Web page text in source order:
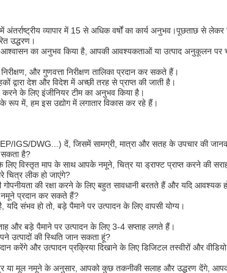
अंतर्राष्ट्रीय व्यापार में 15 से अधिक वर्षों का कार्य अनुभव।पूछताछ से
उद्धरण।
आश्वासन का अनुभव किया है, आपकी आवश्यकताओं या उत्पाद अनुकूलन पर
और गुणवत्ता निरीक्षण तालिका प्रदान कर सकते हैं।
द्वारा देश और विदेश में अच्छी तरह से प्राप्त की जाती है।
के लिए इंजीनियर टीम का अनुभव किया है।
रूप में, हम इस उद्योग में लगातार विकास कर रहे हैं।
IGS/DWG...) दें, जिसमें सामग्री, मात्रा और सतह के उपचार की
सकता है?
विस्तृत माप के साथ आपके नमूने, चित्र या ड्राफ्ट प्राप्त करने की
चित्र लीक हो जाएंगे?
की रक्षा करने के लिए बहुत सावधानी बरतते हैं और यदि आवश्यक
प्रदान कर सकते हैं?
संभव हो तो, बड़े पैमाने पर उत्पादन के लिए वापसी योग्य।
और बड़े पैमाने पर उत्पादन के लिए 3-4 सप्ताह लगते हैं।
उत्पादों की स्थिति जान सकता हूं?
करेंगे और उत्पादन प्रक्रिया दिखाने के लिए डिजिटल तस्वीरों और वीडियो
या मूल नमूने के अनुसार, आपको कुछ तकनीकी सलाह और उद्धरण देंगे,